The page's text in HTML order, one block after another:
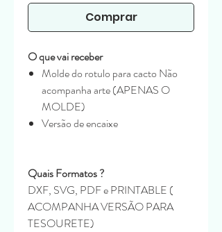
Comprar
O que vai receber
Molde do rotulo para cacto Não
acompanha arte (APENAS O
MOLDE)
Versão de encaixe
Quais Formatos ?
DXF, SVG, PDF e PRINTABLE (
ACOMPANHA VERSÃO PARA
TESOURETE)